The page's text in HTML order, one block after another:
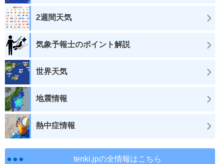
2週間天気
気象予報士のポイント解説
世界天気
地震情報
熱中症情報
tenki.jpの全情報はこちら